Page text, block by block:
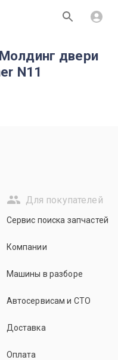
двери
N11
Для покупателей
Сервис поиска запчастей
Компании
Машины в разборе
Автосервисам и СТО
Доставка
Оплата